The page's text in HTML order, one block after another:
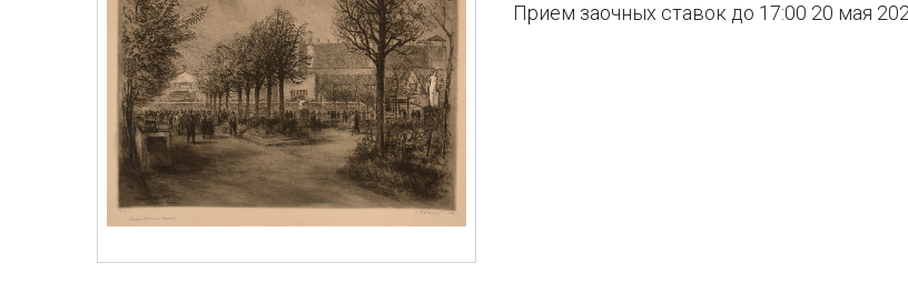
Прием заочных ставок до 17:00 20 мая